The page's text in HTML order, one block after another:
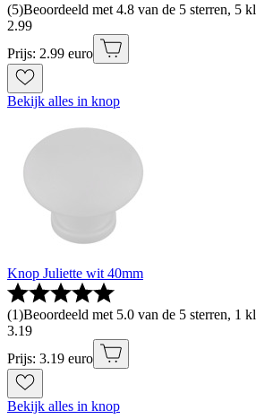
(5)Beoordeeld met 4.8 van de 5 sterren, 5
2.99
Prijs: 2.99 euro
Bekijk alles in knop
Knop Juliette wit 40mm
(1)Beoordeeld met 5.0 van de 5 sterren, 1
3.19
Prijs: 3.19 euro
Bekijk alles in knop